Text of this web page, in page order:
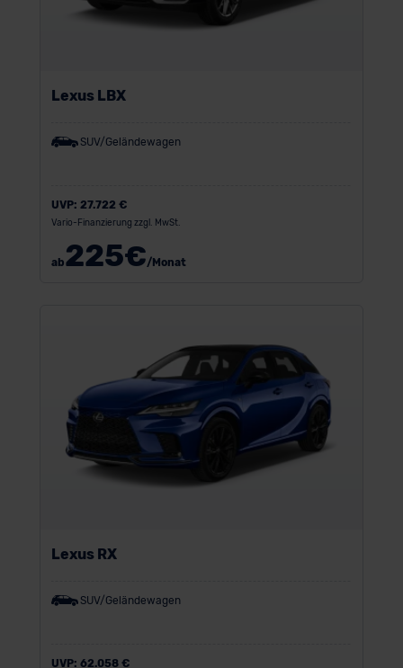
Lexus LBX
SUV/Geländewagen
UVP: 27.722 €
Vario-Finanzierung zzgl. MwSt.
ab225€/Monat
Lexus RX
SUV/Geländewagen
UVP: 62.058 €